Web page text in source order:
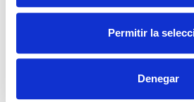
Permitir la
Denegar
90% EP E270